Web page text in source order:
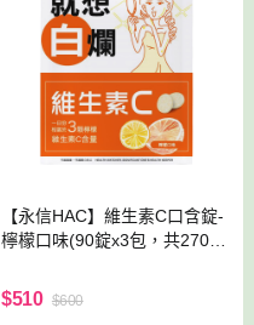
【永信HAC】維生素C口含錠-
檸檬口味(90錠x3包，共270
$510 $600